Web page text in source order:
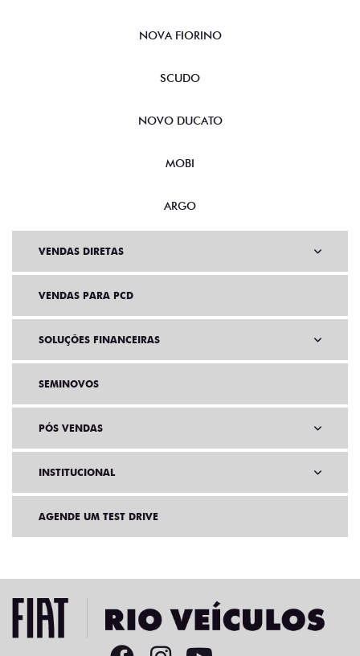
NOVA FIORINO
SCUDO
NOVO DUCATO
MOBI
ARGO
VENDAS DIRETAS
VENDAS PARA PCD
SOLUÇÕES FINANCEIRAS
SEMINOVOS
PÓS VENDAS
INSTITUCIONAL
AGENDE UM TEST DRIVE